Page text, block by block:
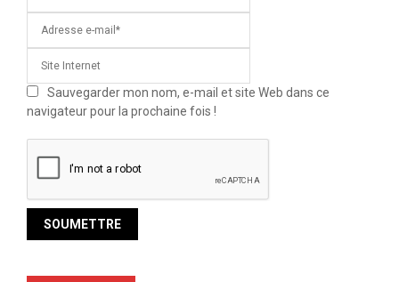
Sauvegarder mon nom, e-mail et site Web dans ce
navigateur pour la prochaine fois !